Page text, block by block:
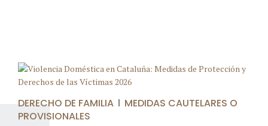
DERECHO DE FAMILIA
MEDIDAS CAUTELARES O
PROVISIONALES